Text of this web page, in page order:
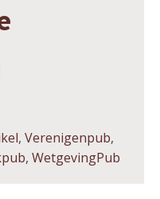
, Verenigenpub,
, WetgevingPub